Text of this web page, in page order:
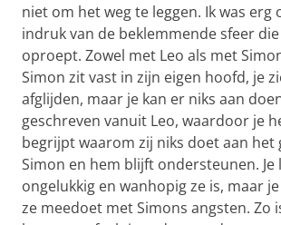
niet om het weg te leggen. Ik was erg
indruk van de beklemmende sfeer
oproept. Zowel met Leo als met
Simon zit vast in zijn eigen hoofd, je
afglijden, maar je kan er niks aan
geschreven vanuit Leo, waardoor je
begrijpt waarom zij niks doet aan het
Simon en hem blijft ondersteunen. Je
ongelukkig en wanhopig ze is, maar
ze meedoet met Simons angsten. Zo